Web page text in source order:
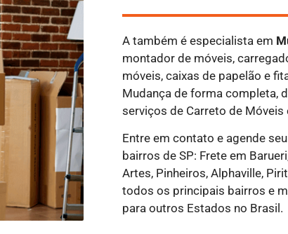
A também é especialista em
montador de móveis,
móveis, caixas de papelão e
Mudança de forma completa,
serviços de Carreto de
Entre em contato e agende
bairros de SP: Frete em
Artes, Pinheiros, Alphaville,
todos os principais bairros e
para outros Estados no Brasil.